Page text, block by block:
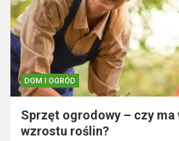
DOM I OGRÓD
Sprzęt ogrodowy – czy ma
wzrostu roślin?